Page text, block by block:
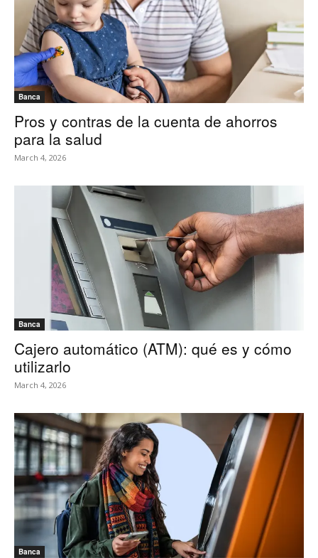
Banca
Pros y contras de la cuenta de ahorros
para la salud
March 4, 2026
Banca
Cajero automático (ATM): qué es y cómo
utilizarlo
March 4, 2026
Banca